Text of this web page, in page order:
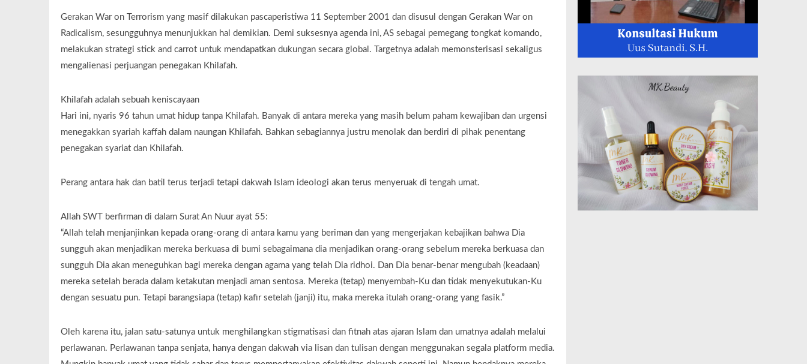
Gerakan War on Terrorism yang masif dilakukan pascaperistiwa 11 September 2001 dan disusul dengan Gerakan War on
Radicalism, sesungguhnya menunjukkan hal demikian. Demi suksesnya agenda ini, AS sebagai pemegang tongkat komando,
melakukan strategi stick and carrot untuk mendapatkan dukungan secara global. Targetnya adalah memonsterisasi sekaligus
mengalienasi perjuangan penegakan Khilafah.
Khilafah adalah sebuah keniscayaan
Hari ini, nyaris 96 tahun umat hidup tanpa Khilafah. Banyak di antara mereka yang masih belum paham kewajiban dan urgensi
menegakkan syariah kaffah dalam naungan Khilafah. Bahkan sebagiannya justru menolak dan berdiri di pihak penentang
penegakan syariat dan Khilafah.
Perang antara hak dan batil terus terjadi tetapi dakwah Islam ideologi akan terus menyeruak di tengah umat.
Allah SWT berfirman di dalam Surat An Nuur ayat 55:
“Allah telah menjanjinkan kepada orang-orang di antara kamu yang beriman dan yang mengerjakan kebajikan bahwa Dia
sungguh akan menjadikan mereka berkuasa di bumi sebagaimana dia menjadikan orang-orang sebelum mereka berkuasa dan
sungguh Dia akan meneguhkan bagi mereka dengan agama yang telah Dia ridhoi. Dan Dia benar-benar mengubah (keadaan)
mereka setelah berada dalam ketakutan menjadi aman sentosa. Mereka (tetap) menyembah-Ku dan tidak menyekutukan-Ku
dengan sesuatu pun. Tetapi barangsiapa (tetap) kafir setelah (janji) itu, maka mereka itulah orang-orang yang fasik.”
Oleh karena itu, jalan satu-satunya untuk menghilangkan stigmatisasi dan fitnah atas ajaran Islam dan umatnya adalah melalui
perlawanan. Perlawanan tanpa senjata, hanya dengan dakwah via lisan dan tulisan dengan menggunakan segala platform media.